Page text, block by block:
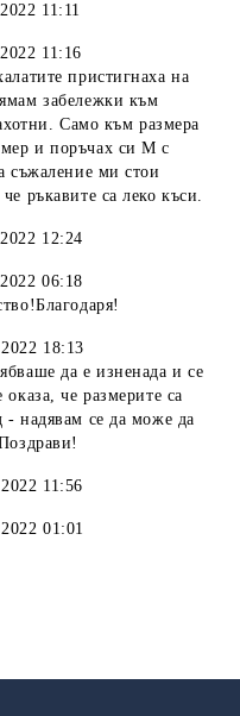
11:11
11:16
пристигнаха на
забележки към
Само към размера
и поръчах си М с
съжаление ми стои
ръкавите са леко къси.
12:24
06:18
18:13
да е изненада и се
че размерите са
надявам се да може да
11:56
01:01